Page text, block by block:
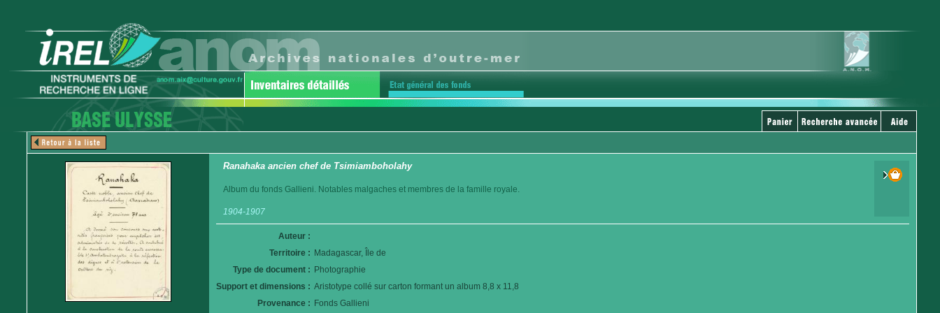
Ranahaka ancien chef de Tsimiamboholahy
Album du fonds Gallieni. Notables malgaches et membres de la famille royale.
1904-1907
Auteur :
Territoire : Madagascar, Île de
Type de document : Photographie
Support et dimensions : Aristotype collé sur carton formant un album 8,8 x 11,8
Provenance : Fonds Gallieni